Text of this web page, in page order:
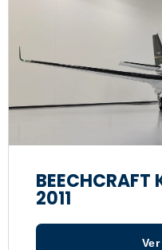
BEECHCRAFT
2011